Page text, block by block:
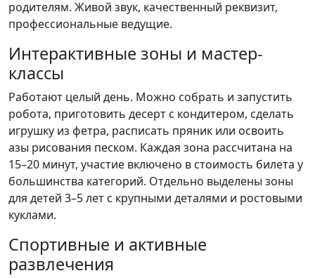
родителям. Живой звук, качественный реквизит,
профессиональные ведущие.
Интерактивные зоны и мастер-
классы
Работают целый день. Можно собрать и запустить
робота, приготовить десерт с кондитером, сделать
игрушку из фетра, расписать пряник или освоить
азы рисования песком. Каждая зона рассчитана на
15–20 минут, участие включено в стоимость билета у
большинства категорий. Отдельно выделены зоны
для детей 3–5 лет с крупными деталями и ростовыми
куклами.
Спортивные и активные
развлечения